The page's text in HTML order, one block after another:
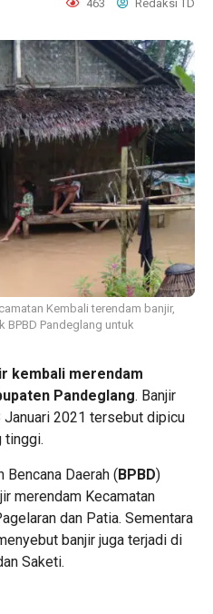
463 Redaksi TD
Kembali terendam banjir,
BPBD Pandeglang untuk
kembali merendam
Pandeglang. Banjir
2021 tersebut dipicu
tinggi.
Bencana Daerah (BPBD)
merendam Kecamatan
dan Patia. Sementara
banjir juga terjadi di
Saketi.